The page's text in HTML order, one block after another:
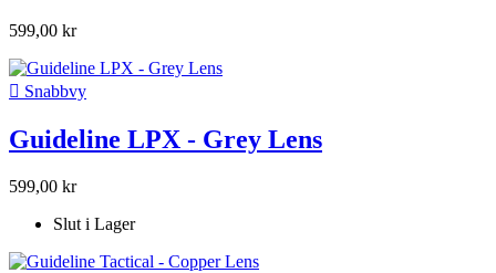
599,00 kr
 Snabbvy
Guideline LPX - Grey Lens
599,00 kr
Slut i Lager